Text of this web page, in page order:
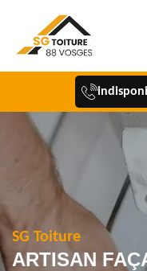
SG Toiture
ARTISAN